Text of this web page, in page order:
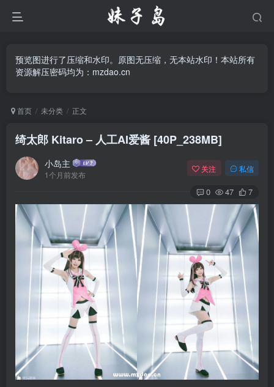
预览图进行了压缩和水印。原图无压缩，无本站水印！本站所有
资源解压密码均为：mzdao.cn
首页 未分类 正文
绮太郎 Kitaro – 人工AI爱酱 [40P_238MB]
小岛主
1个月前发布
关注 私信
0 47 7